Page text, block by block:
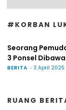
#KORBAN
Seorang
3 Ponsel
BERITA 3 April 2025
RUANG